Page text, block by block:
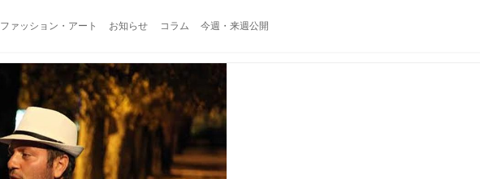
ファッション・アート お知らせ コラム 今週・来週公開